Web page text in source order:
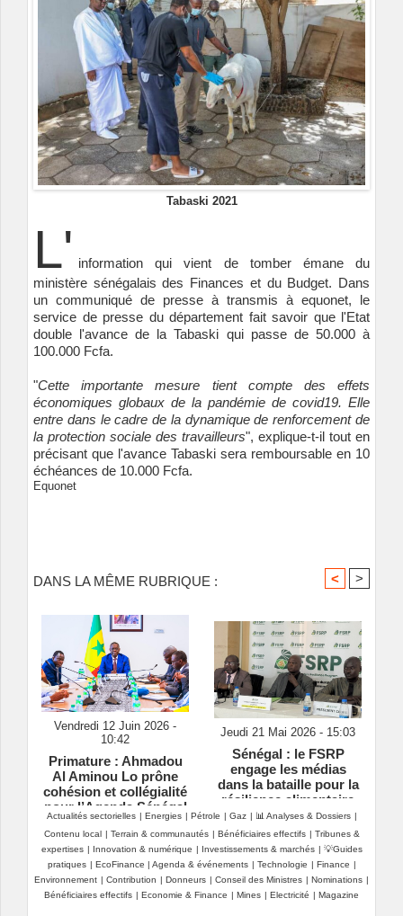
Tabaski 2021
L' information qui vient de tomber émane du
ministère sénégalais des Finances et du Budget. Dans
un communiqué de presse à transmis à equonet, le
service de presse du département fait savoir que l'Etat
double l'avance de la Tabaski qui passe de 50.000 à
100.000 Fcfa.
"Cette importante mesure tient compte des effets
économiques globaux de la pandémie de covid19. Elle
entre dans le cadre de la dynamique de renforcement de
la protection sociale des travailleurs", explique-t-il tout en
précisant que l'avance Tabaski sera remboursable en 10
échéances de 10.000 Fcfa.
Equonet
DANS LA MÊME RUBRIQUE : < >
Vendredi 12 Juin 2026 -
10:42
Primature : Ahmadou
Al Aminou Lo prône
cohésion et collégialité
pour l’Agenda Sénégal
2050
Jeudi 21 Mai 2026 - 15:03
Sénégal : le FSRP
engage les médias
dans la bataille pour la
résilience alimentaire
Actualités sectorielles | Energies | Pétrole | Gaz | 📊 Analyses & Dossiers |
Contenu local | Terrain & communautés | Bénéficiaires effectifs | Tribunes &
expertises | Innovation & numérique | Investissements & marchés | 💡Guides
pratiques | EcoFinance | Agenda & événements | Technologie | Finance |
Environnement | Contribution | Donneurs | Conseil des Ministres | Nominations |
Bénéficiaires effectifs | Economie & Finance | Mines | Electricité | Magazine